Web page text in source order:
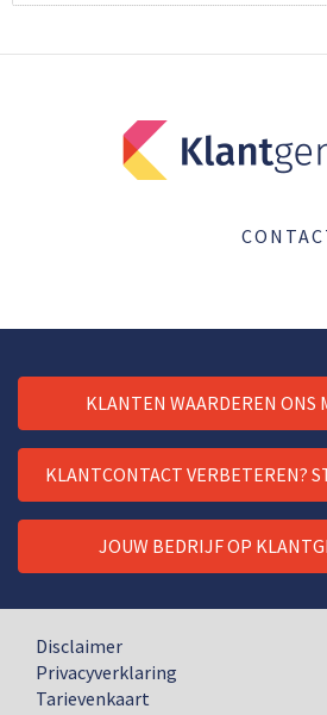
KLANTEN WAARDEREN ONS
KLANTCONTACT VERBETEREN?
JOUW BEDRIJF OP
Disclaimer
Privacyverklaring
Tarievenkaart